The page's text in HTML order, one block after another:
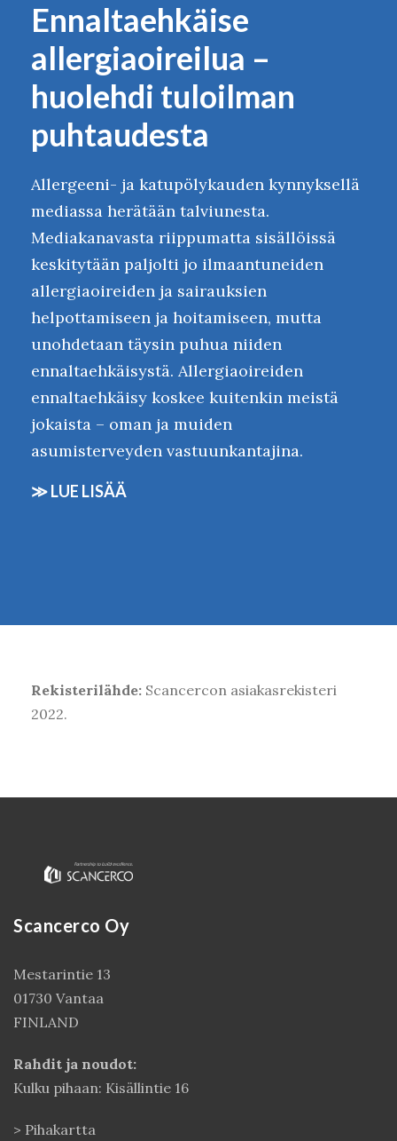
Ennaltaehkäise
allergiaoireilua –
huolehdi tuloilman
puhtaudesta
Allergeeni- ja katupölykauden kynnyksellä
mediassa herätään talviunesta.
Mediakanavasta riippumatta sisällöissä
keskitytään paljolti jo ilmaantuneiden
allergiaoireiden ja sairauksien
helpottamiseen ja hoitamiseen, mutta
unohdetaan täysin puhua niiden
ennaltaehkäisystä. Allergiaoireiden
ennaltaehkäisy koskee kuitenkin meistä
jokaista – oman ja muiden
asumisterveyden vastuunkantajina.
≫LUE LISÄÄ
Rekisterilähde: Scancercon asiakasrekisteri
2022.
Scancerco Oy
Mestarintie 13
01730 Vantaa
FINLAND
Rahdit ja noudot:
Kulku pihaan: Kisällintie 16
> Pihakartta